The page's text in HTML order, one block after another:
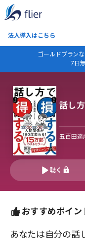
法人導入はこちら
ゴールドプラン
7日
話し
五百田達
聴く
おすすめポイン
あなたは自分の話